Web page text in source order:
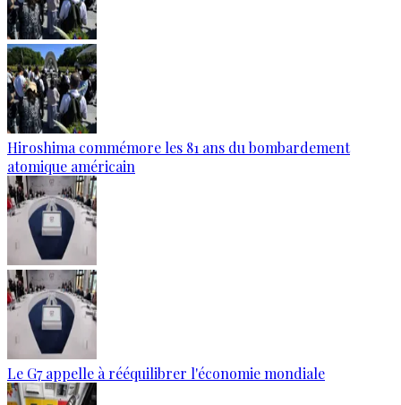
Hiroshima commémore les 81 ans du bombardement
atomique américain
Le G7 appelle à rééquilibrer l'économie mondiale